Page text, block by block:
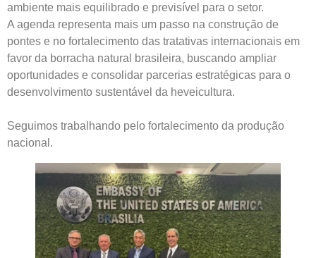
ambiente mais equilibrado e previsível para o setor.
A agenda representa mais um passo na construção de
pontes e no fortalecimento das tratativas internacionais em
favor da borracha natural brasileira, buscando ampliar
oportunidades e consolidar parcerias estratégicas para o
desenvolvimento sustentável da heveicultura.
Seguimos trabalhando pelo fortalecimento da produção
nacional.